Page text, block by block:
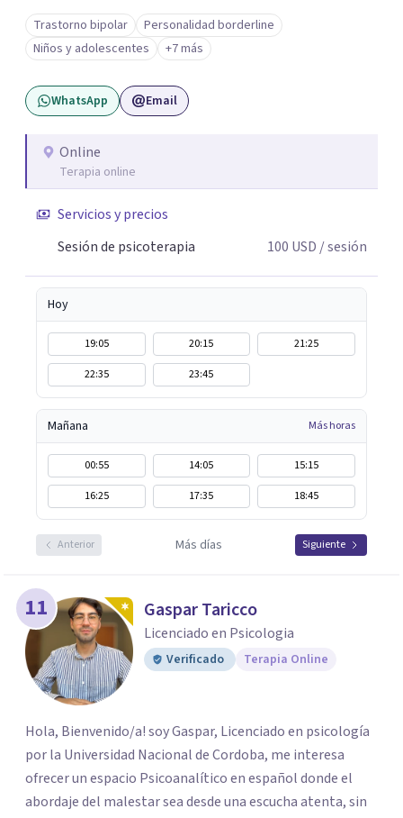
Trabajo desde un enfoque integrativo que combina
psicoanálisis, terapia somática y de trauma, psicología
corporal, Mentalization Based Therapy (MBT),
hipnoterapia y respiración neurodinámica, integrando
actualmente la Psicología Analítica Junguiana. Mi
ecopsicología y el trabajo simbólico con el inconsciente,
entendiendo que cada proceso terapéutico es único y
Trastorno bipolar
Personalidad borderline
Niños y adolescentes
+7 más
WhatsApp Email
Online
Terapia online
Servicios y precios
Sesión de psicoterapia
100 USD / sesión
Hoy
19:05 20:15
21:25
22:35
23:45
Mañana Más horas
00:55 14:05
15:15
16:25
17:35 18:45
Anterior Más días Siguiente
11 Gaspar Taricco
Licenciado en Psicologia
Verificado Terapia Online
Hola, Bienvenido/a! soy Gaspar, Licenciado en psicología
por la Universidad Nacional de Cordoba, me interesa
ofrecer un espacio Psicoanalítico en español donde el
abordaje del malestar sea desde una escucha atenta, sin